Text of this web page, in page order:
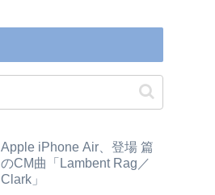
Apple iPhone Air、登場 篇
のCM曲「Lambent Rag／
Clark」